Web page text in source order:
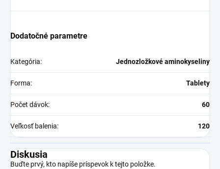
Dodatočné parametre
Kategória: Jednozložkové aminokyseliny
Forma: Tablety
Počet dávok: 60
Veľkosť balenia: 120
Diskusia
Buďte prvý, kto napíše príspevok k tejto položke.